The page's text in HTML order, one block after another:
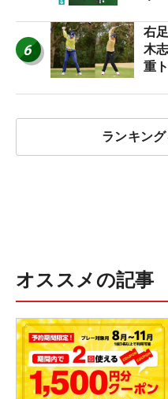
6
右
木
重
ランキン
オススメの記事